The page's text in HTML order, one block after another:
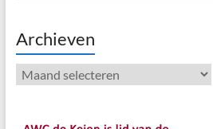
Archieven
Archieven